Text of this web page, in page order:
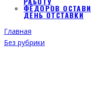
ФЁДОРОВ
ДЕНЬ ОТСТАВКИ
Главная
Без рубрики